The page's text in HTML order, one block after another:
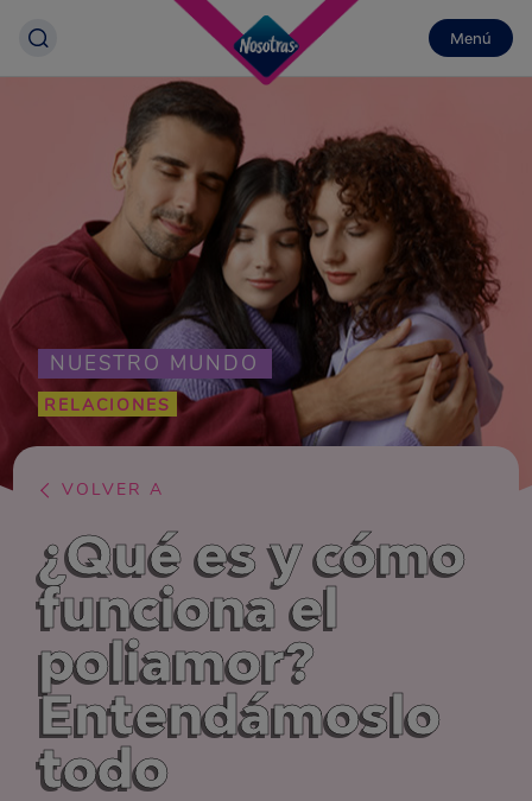
Menú
NUESTRO MUNDO
RELACIONES
VOLVER A
¿Qué es y cómo
funciona el
poliamor?
Entendámoslo
todo